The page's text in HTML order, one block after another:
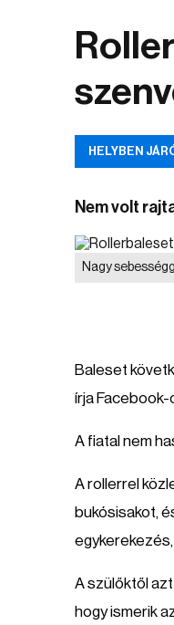
HELYBEN
Nem volt
Nagy
Baleset
írja
A fiatal nem
A rollerrel
bukósisakot,
A szülőktől
hogy ismerik